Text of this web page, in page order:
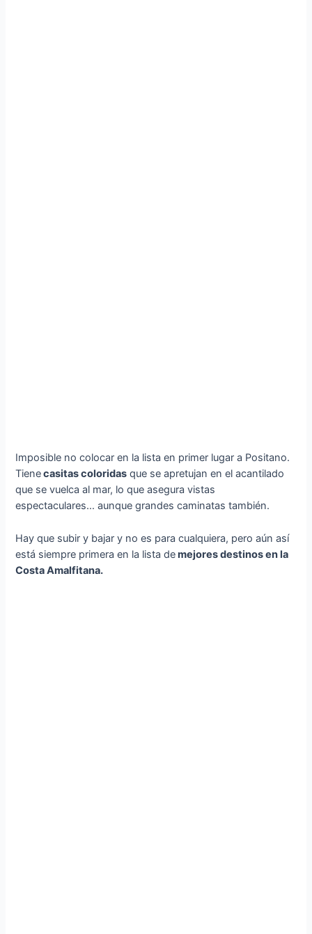
Imposible no colocar en la lista en primer lugar a Positano.
Tienecasitas coloridas que se apretujan en el acantilado
que se vuelca al mar, lo que asegura vistas
espectaculares… aunque grandes caminatas también.
Hay que subir y bajar y no es para cualquiera, pero aún así
está siempre primera en la lista demejores destinos en la
Costa Amalfitana.